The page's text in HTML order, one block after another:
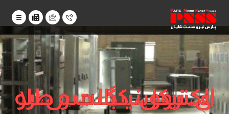
الکترووینینگ مس، روی، نیکل، کبالت و طلا